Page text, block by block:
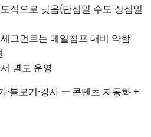
적으로 낮음(단점일 수도 장점일
그먼트는 메일침프 대비 약함
별도 운영
·블로거·강사 — 콘텐츠 자동화 +